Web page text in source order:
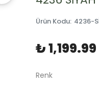
Ürün Kodu: 4236-
₺ 1,199.99
Renk